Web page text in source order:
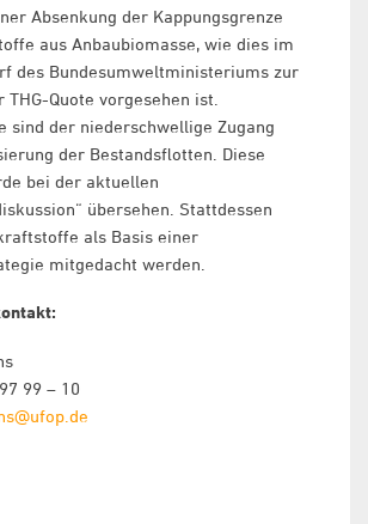
Absenkung der Kappungsgrenze
aus Anbaubiomasse, wie dies im
des Bundesumweltministeriums zur
THG-Quote vorgesehen ist.
sind der niederschwellige Zugang
der Bestandsflotten. Diese
bei der aktuellen
übersehen. Stattdessen
als Basis einer
mitgedacht werden.
99 – 10